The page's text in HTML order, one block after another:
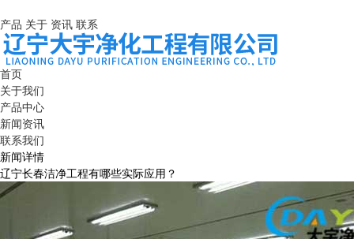
产品 关于 资讯 联系
首页
关于我们
产品中心
新闻资讯
联系我们
新闻详情
辽宁长春洁净工程有哪些实际应用？